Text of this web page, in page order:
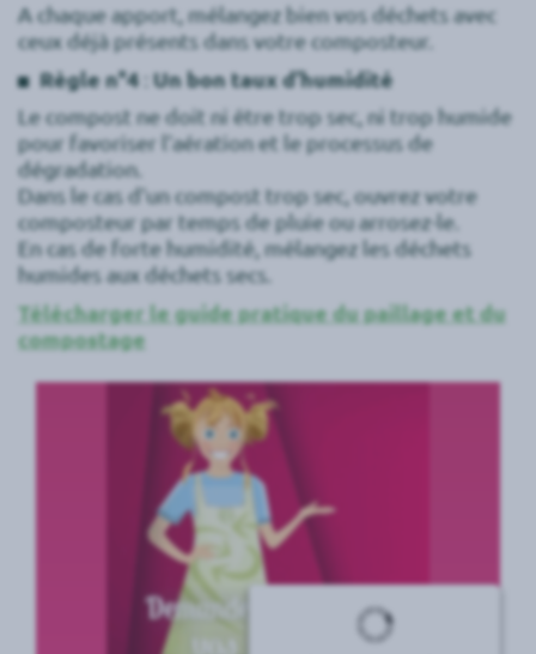
A chaque apport, mélangez bien vos déchets avec
ceux déjà présents dans votre composteur.
Règle n°4:Un bon taux d’humidité
Le compost ne doit ni être trop sec, ni trop humide
pour favoriser l’aération et le processus de
dégradation.
Dans le cas d’un compost trop sec, ouvrez votre
composteur par temps de pluie ou arrosez-le.
En cas de forte humidité, mélangez les déchets
humides aux déchets secs.
Télécharger le guide pratique du paillage et du
compostage